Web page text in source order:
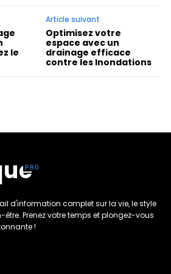
le
Article suivant
Optimisez votre
espace avec un
drainage efficace
contre les Inondations
d'information complet sur la vie, le style
être. Prenez votre temps et plongez-vous
!